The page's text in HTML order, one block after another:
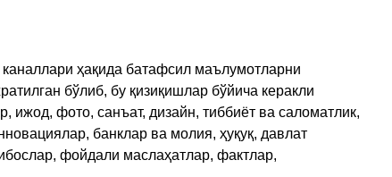
каналлари ҳақида батафсил маълумотларни
бўлиб, бу қизиқишлар бўйича керакли
ижод, фото, санъат, дизайн, тиббиёт ва саломатлик,
банклар ва молия, ҳуқуқ, давлат
фойдали маслаҳатлар, фактлар,